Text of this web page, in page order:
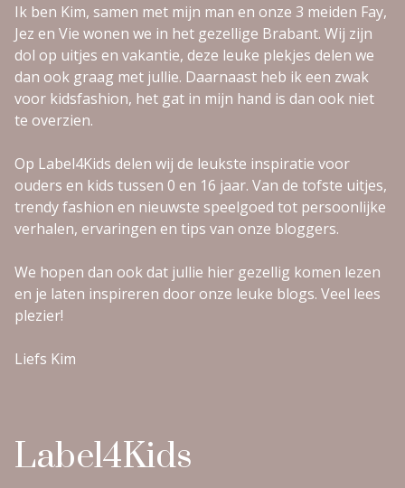
Ik ben Kim, samen met mijn man en onze 3 meiden Fay,
Jez en Vie wonen we in het gezellige Brabant. Wij zijn
dol op uitjes en vakantie, deze leuke plekjes delen we
dan ook graag met jullie. Daarnaast heb ik een zwak
voor kidsfashion, het gat in mijn hand is dan ook niet
te overzien.
Op Label4Kids delen wij de leukste inspiratie voor
ouders en kids tussen 0 en 16 jaar. Van de tofste uitjes,
trendy fashion en nieuwste speelgoed tot persoonlijke
verhalen, ervaringen en tips van onze bloggers.
We hopen dan ook dat jullie hier gezellig komen lezen
en je laten inspireren door onze leuke blogs. Veel lees
plezier!
Liefs Kim
Label4Kids